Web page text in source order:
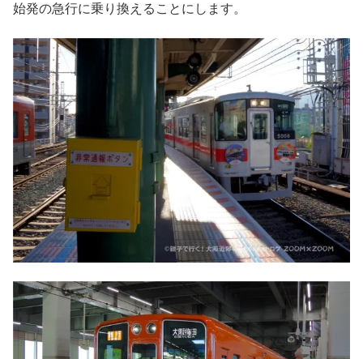
始発の急行に乗り換えることにします。